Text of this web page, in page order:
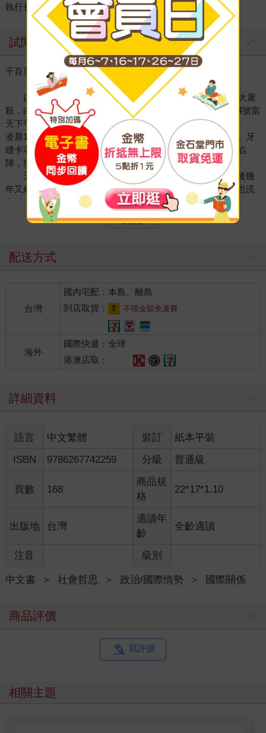
執行長朱福銘
試閱
千百里外來的飛彈
以色列是個勞碌命的國家，1948年，台灣剛經歷二二八大屠
殺，白色恐怖時代開端；以色列則是五味雜陳的建國，5月14號當
天下午4點剛宣布獨立，過了8小時後就開始打仗。
凌晨12點，建國狂歡派對的鷹嘴豆泥還沒消化完，胃仍脹氣、牙
縫卡著肉，把褲子上口袋餅碎屑拍一拍，就要拿起槍桿衝鋒陷
陣，搞不好有人還在宿醉。
天助以色列兒女也，順利把阿拉伯聯軍打回老巢後，之後幾
年又經歷各大大小小的戰爭，應許之地除了流著奶與蜜以外也流
著鮮血。領空有火箭彈亂飛，境內有蘑菇一樣亂長的防空洞。
雖然比耶和華保證恩賜的奶與蜜多了幾樣，不過先這樣吧！
關於莎拉跟夏甲的宅鬥故事，請翻閱《聖經》舊約創世紀第
狀態，換算每11天就有1天在打仗，等於平均每天要撥出2小時11
分鐘打仗。2小時11分鐘，比我幹掉一杯手搖飲加雞排還久，對
啦！我5分鐘可以吸完一杯珍奶。
以色列的打仗就跟台灣的地震一樣頻繁，不是在打仗就是在
打仗的路上。
網路哏說：「白種人耐寒、黑人耐熱、台灣人耐勞。」那以
＊
以色列國防軍（IDF）傳來簡訊：「幾分鐘後會有飛彈來襲，
足8～10分鐘可以往避難室移動ㄋㄟ！」
我把運動鞋先拿出來放在門口，茶泡好，把瓦斯關掉，默默
地品嚐抹茶在口中比人蔘還苦澀的滋味，接著跟女兒手牽手走去
以色列距離葉門大約2,100公里，有4.3個台灣長。對，從阿
拉伯半島底部那邊發射飛彈到以色列8～10分鐘左右會到，中間還
這樣翻山越嶺、不遠千里地來結仇，葉門胡塞組織真是個可
海，人們驚慌失措地亂跑，婦女們抱著幼童痛哭流淚，壯丁倒在
到了避難室，鄰居三三兩兩地晃進來。六樓的歐蓮娜頭上有
髮捲，拿著熱茶慢慢喝。二樓小丁寶寶的媽媽找地方坐下後，氣
比利時狼犬艾多被主人牽進來避難室，很好奇地到處聞，我
葉門胡塞組織好像連對手都稱不上，根本不被以色列人放在
眼裡。我跟我媽媽和姊姊說，這陣子是葉門那邊發射飛彈，她們
看更多
配送方式
台灣
國內宅配：本島、離島
到店取貨：
不限金額免運費
海外
國際快遞：全球
港澳店取：
詳細資料
語言 中文繁體 裝訂
紙本平裝
ISBN
9786267742259 分級 普通級
頁數 168
商品規
格
22*17*1.10
出版地 台灣
適讀年
齡
全齡適讀
注音 級別
中文書 ＞ 社會哲思 ＞ 政治/國際情勢 ＞ 國際關係
商品評價
寫評價
相關主題